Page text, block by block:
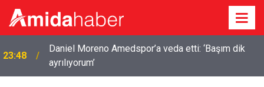
23:48
Daniel Moreno Amedspor’a veda etti: ‘Başım dik
ayrılıyorum’